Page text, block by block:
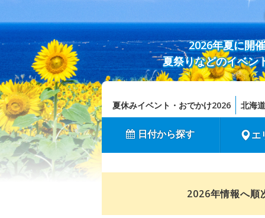
2026年夏に開
夏祭りなどのイベン
夏休みイベント・おでかけ2026 北海道
日付から探す エ
2026年情報へ順